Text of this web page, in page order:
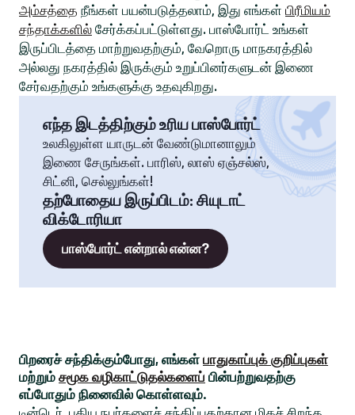
அம்சத்தை நீங்கள் பயன்படுத்தலாம், இது எங்கள் பிரீமியம்
சந்தாக்களில் சேர்க்கப்பட்டுள்ளது. பாஸ்போர்ட் உங்கள்
இருப்பிடத்தை மாற்றுவதற்கும், வேறொரு மாநகரத்தில்
அல்லது நகரத்தில் இருக்கும் உறுப்பினர்களுடன் இணை
சேர்வதற்கும் உங்களுக்கு உதவுகிறது.
எந்த இடத்திற்கும் உரிய பாஸ்போர்ட்
உலகிலுள்ள யாருடன் வேண்டுமானாலும்
இணை சேருங்கள். பாரிஸ், லாஸ் ஏஞ்சல்ஸ்,
சிட்னி, செல்லுங்கள்!
தற்போதைய இருப்பிடம்: சியுடாட்
விக்டோரியா
பாஸ்போர்ட் என்றால் என்ன?
பிறரைச் சந்திக்கும்போது, எங்கள் பாதுகாப்புக் குறிப்புகள்
மற்றும் சமூக வழிகாட்டுதல்களைப் பின்பற்றுவதற்கு
எப்போதும் நினைவில் கொள்ளவும்.